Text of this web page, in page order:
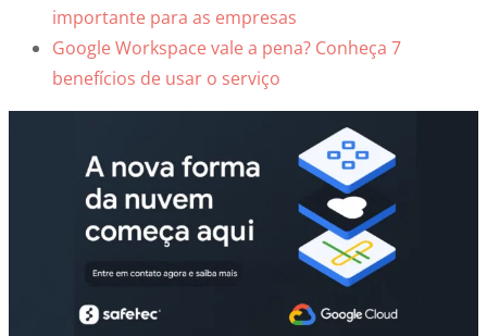
importante para as empresas
Google Workspace vale a pena? Conheça 7
benefícios de usar o serviço